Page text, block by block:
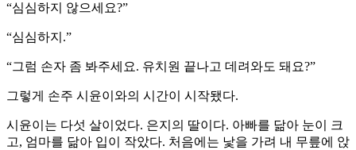
“심심하지 않으세요?”
“심심하지.”
“그럼 손자 좀 봐주세요. 유치원 끝나고 데려와도 돼요?”
그렇게 손주 시윤이와의 시간이 시작됐다.
시윤이는 다섯 살이었다. 은지의 딸이다. 아빠를 닮아 눈이 크
고, 엄마를 닮아 입이 작았다. 처음에는 낯을 가려 내 무릎에 앉